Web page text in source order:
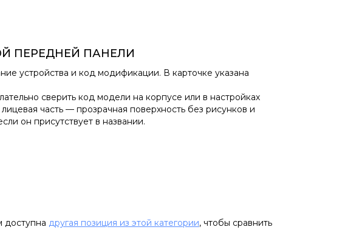
ПЕРЕДНЕЙ ПАНЕЛИ
устройства и код модификации. В карточке указана
сверить код модели на корпусе или в настройках
часть — прозрачная поверхность без рисунков и
он присутствует в названии.
доступна другая позиция из этой категории, чтобы сравнить